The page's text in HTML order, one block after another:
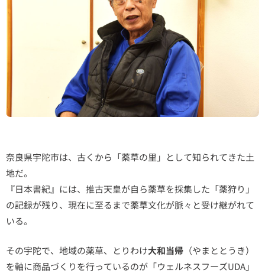
奈良県宇陀市は、古くから「薬草の里」として知られてきた土
地だ。
『日本書紀』には、推古天皇が自ら薬草を採集した「薬狩り」
の記録が残り、現在に至るまで薬草文化が脈々と受け継がれて
いる。
その宇陀で、地域の薬草、とりわけ大和当帰 （やまととうき）
を軸に商品づくりを行っているのが「ウェルネスフーズUDA」